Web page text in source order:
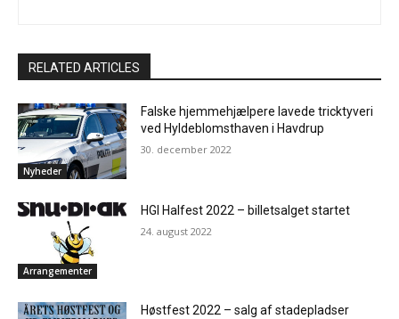
RELATED ARTICLES
Nyheder
Falske hjemmehjælpere lavede tricktyveri
ved Hyldeblomsthaven i Havdrup
30. december 2022
Arrangementer
HGI Halfest 2022 – billetsalget startet
24. august 2022
Høstfest 2022 – salg af stadepladser